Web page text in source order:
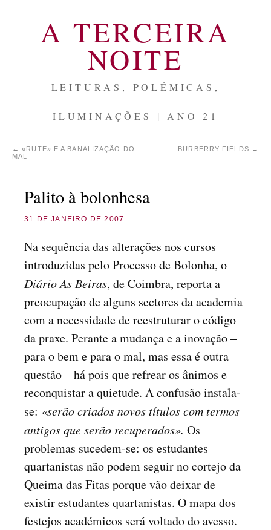
A TERCEIRA
NOITE
LEITURAS, POLÉMICAS,
ILUMINAÇÕES | ANO 21
← «RUTE» E A BANALIZAÇÃO DO
MAL
BURBERRY FIELDS →
Palito à bolonhesa
31 DE JANEIRO DE 2007
Na sequência das alterações nos cursos
introduzidas pelo Processo de Bolonha, o
Diário As Beiras, de Coimbra, reporta a
preocupação de alguns sectores da academia
com a necessidade de reestruturar o código
da praxe. Perante a mudança e a inovação –
para o bem e para o mal, mas essa é outra
questão – há pois que refrear os ânimos e
reconquistar a quietude. A confusão instala-
se: «serão criados novos títulos com termos
antigos que serão recuperados». Os
problemas sucedem-se: os estudantes
quartanistas não podem seguir no cortejo da
Queima das Fitas porque vão deixar de
existir estudantes quartanistas. O mapa dos
festejos académicos será voltado do avesso.